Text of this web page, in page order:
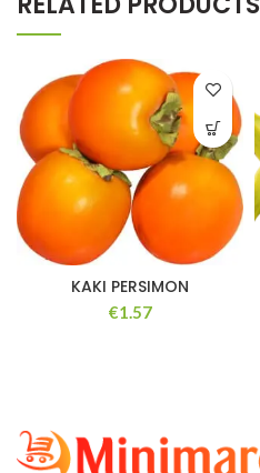
KAKI PERSIMON
€